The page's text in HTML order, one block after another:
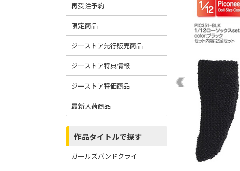
再受注予約
限定商品
ジーストア先行販売商品
ジーストア特典情報
ジーストア特価商品
最新入荷商品
作品タイトルで探す
ガールズバンドクライ